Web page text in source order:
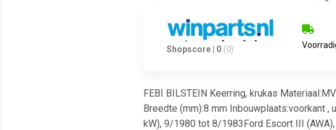
Shopscore | 0 (0)
FEBI BILSTEIN Keerring, krukas
Breedte (mm):8 mm Inbouwplaats:voorkant ,
kW), 9/1980 tot 8/1983Ford Escort III